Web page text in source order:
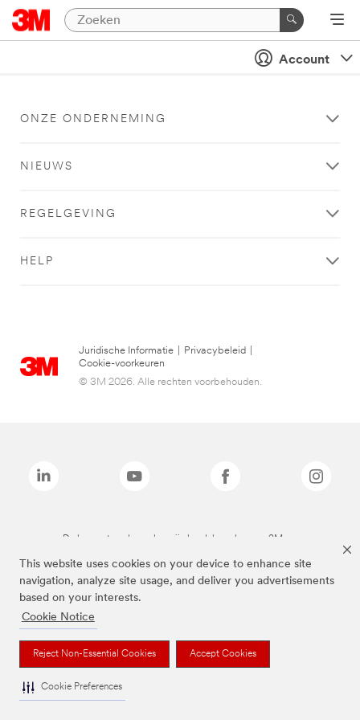
This website uses cookies on your device to enhance site
navigation, analyze site usage, and deliver you advertisements
based on your interests.
Cookie Notice
Reject Non-Essential Cookies Accept Cookies
Cookie Preferences
Account
ONZE ONDERNEMING
NIEUWS
REGELGEVING
HELP
Juridische Informatie Privacybeleid
Cookie-voorkeuren
© 3M 2026. Alle rechten voorbehouden.
De bovenstaande merken zijn handelsmerken van 3M.we